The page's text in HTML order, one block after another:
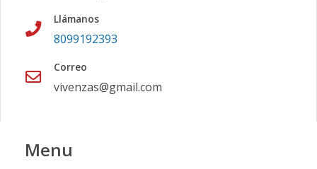
Llámanos
8099192393
Correo
vivenzas@gmail.com
Menu